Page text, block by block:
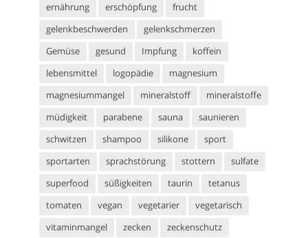
ernährung
erschöpfung
frucht
gelenkbeschwerden
gelenkschmerzen
Gemüse
gesund Impfung
koffein
lebensmittel
logopädie
magnesium
magnesiummangel
mineralstoff
mineralstoffe
müdigkeit
parabene sauna
saunieren
schwitzen
shampoo silikone
sport
sportarten
sprachstörung stottern
sulfate
superfood
süßigkeiten taurin
tetanus
tomaten
vegan vegetarier
vegetarisch
vitaminmangel
zecken zeckenschutz